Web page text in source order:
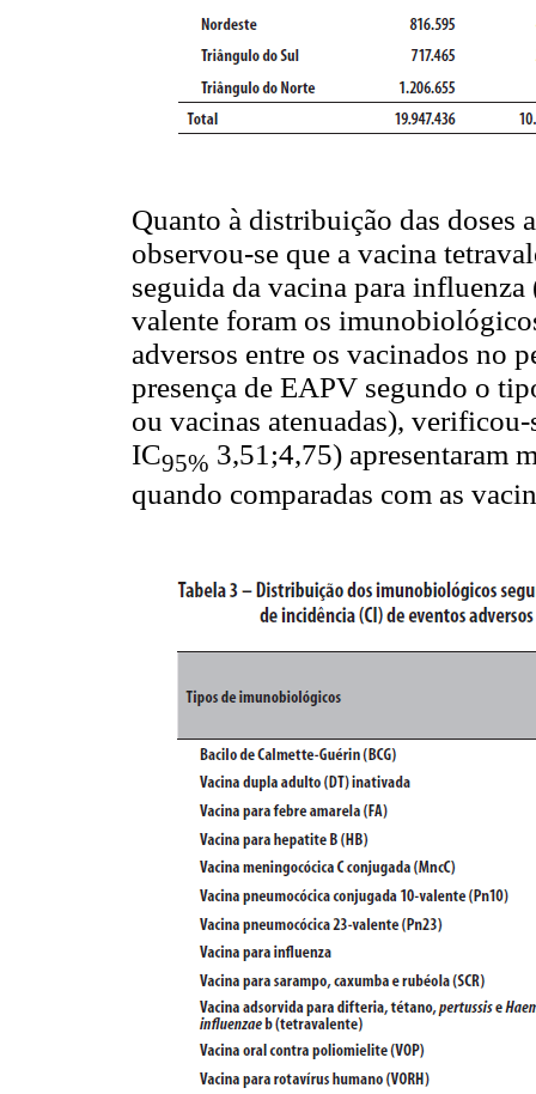
Quanto à distribuição das
observou-se que a vacina
seguida da vacina para
valente foram os
adversos entre os vacinados no
presença de EAPV segundo o
ou vacinas atenuadas),
IC95% 3,51;4,75) apresentaram
quando comparadas com as